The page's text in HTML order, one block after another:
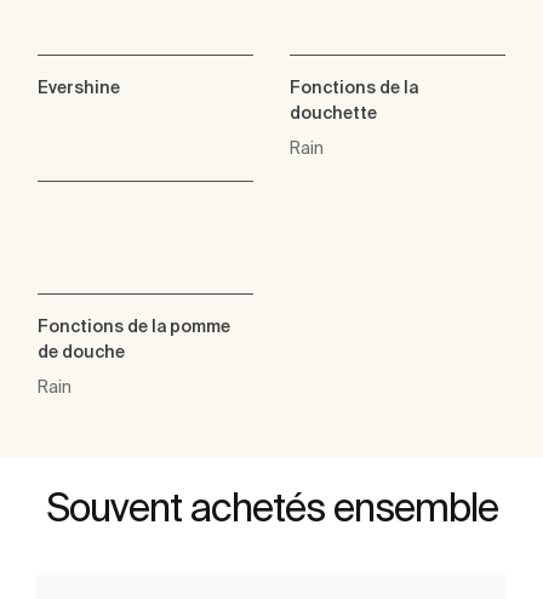
Evershine
Fonctions de la
douchette
Rain
Fonctions de la pomme
de douche
Rain
Souvent achetés ensemble